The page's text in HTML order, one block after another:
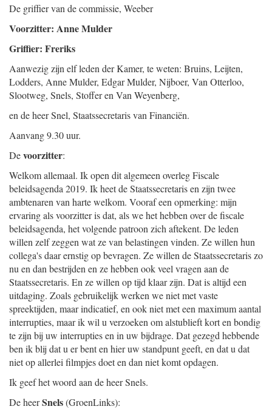
De griffier van de commissie, Weeber
Voorzitter: Anne Mulder
Griffier: Freriks
Aanwezig zijn elf leden der Kamer, te weten: Bruins, Leijten,
Lodders, Anne Mulder, Edgar Mulder, Nijboer, Van Otterloo,
Slootweg, Snels, Stoffer en Van Weyenberg,
en de heer Snel, Staatssecretaris van Financiën.
Aanvang 9.30 uur.
Devoorzitter:
Welkom allemaal. Ik open dit algemeen overleg Fiscale
beleidsagenda 2019. Ik heet de Staatssecretaris en zijn twee
ambtenaren van harte welkom. Vooraf een opmerking: mijn
ervaring als voorzitter is dat, als we het hebben over de fiscale
beleidsagenda, het volgende patroon zich aftekent. De leden
willen zelf zeggen wat ze van belastingen vinden. Ze willen hun
collega's daar ernstig op bevragen. Ze willen de Staatssecretaris zo
nu en dan bestrijden en ze hebben ook veel vragen aan de
Staatssecretaris. En ze willen op tijd klaar zijn. Dat is altijd een
uitdaging. Zoals gebruikelijk werken we niet met vaste
spreektijden, maar indicatief, en ook niet met een maximum aantal
interrupties, maar ik wil u verzoeken om alstublieft kort en bondig
te zijn bij uw interrupties en in uw bijdrage. Dat gezegd hebbende
ben ik blij dat u er bent en hier uw standpunt geeft, en dat u dat
niet op allerlei filmpjes doet en dan niet komt opdagen.
Ik geef het woord aan de heer Snels.
De heerSnels(GroenLinks):